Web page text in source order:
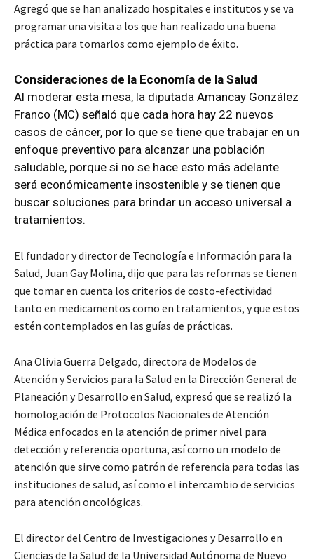
Agregó que se han analizado hospitales e institutos y se va
programar una visita a los que han realizado una buena
práctica para tomarlos como ejemplo de éxito.
Consideraciones de la Economía de la Salud
Al moderar esta mesa, la diputada Amancay González
Franco (MC) señaló que cada hora hay 22 nuevos
casos de cáncer, por lo que se tiene que trabajar en un
enfoque preventivo para alcanzar una población
saludable, porque si no se hace esto más adelante
será económicamente insostenible y se tienen que
buscar soluciones para brindar un acceso universal a
tratamientos.
El fundador y director de Tecnología e Información para la
Salud, Juan Gay Molina, dijo que para las reformas se tienen
que tomar en cuenta los criterios de costo-efectividad
tanto en medicamentos como en tratamientos, y que estos
estén contemplados en las guías de prácticas.
Ana Olivia Guerra Delgado, directora de Modelos de
Atención y Servicios para la Salud en la Dirección General de
Planeación y Desarrollo en Salud, expresó que se realizó la
homologación de Protocolos Nacionales de Atención
Médica enfocados en la atención de primer nivel para
detección y referencia oportuna, así como un modelo de
atención que sirve como patrón de referencia para todas las
instituciones de salud, así como el intercambio de servicios
para atención oncológicas.
El director del Centro de Investigaciones y Desarrollo en
Ciencias de la Salud de la Universidad Autónoma de Nuevo